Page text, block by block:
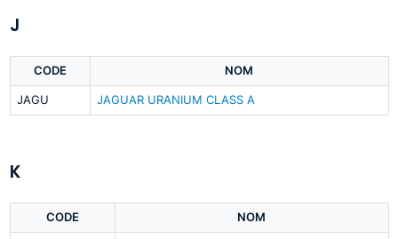
J
CODE NOM
JAGU JAGUAR URANIUM CLASS A
K
CODE NOM